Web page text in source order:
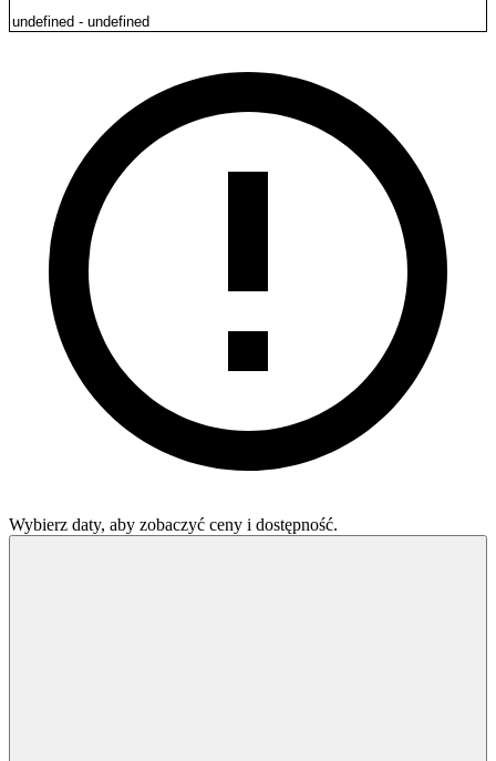
Wybierz daty, aby zobaczyć ceny i dostępność.